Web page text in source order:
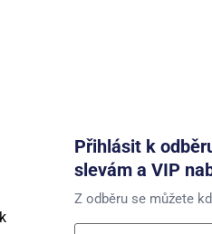
Přihlásit k
slevám a VIP
Z odběru se můžete